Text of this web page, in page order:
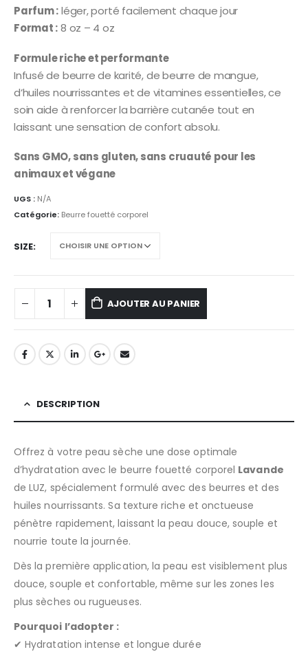
Parfum :léger, porté facilement chaque jour
Format :8 oz – 4 oz
Formule riche et performante
Infusé de beurre de karité, de beurre de mangue,
d’huiles nourrissantes et de vitamines essentielles, ce
soin aide à renforcer la barrière cutanée tout en
laissant une sensation de confort absolu.
Sans GMO, sans gluten, sans cruauté pour les
animaux et végane
UGS : N/A
Catégorie: Beurre fouetté corporel
SIZE
AJOUTER AU PANIER
DESCRIPTION
Offrez à votre peau sèche une dose optimale
d’hydratation avec le beurre fouetté corporel Lavande
de LUZ, spécialement formulé avec des beurres et des
huiles nourrissants. Sa texture riche et onctueuse
pénètre rapidement, laissant la peau douce, souple et
nourrie toute la journée.
Dès la première application, la peau est visiblement plus
douce, souple et confortable, même sur les zones les
plus sèches ou rugueuses.
Pourquoi l’adopter :
✔ Hydratation intense et longue durée